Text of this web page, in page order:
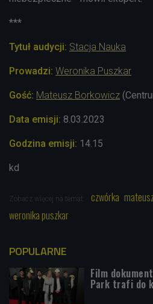
***
Tytuł audycji: Stacja Nauka
Prowadzi: Weronika Puszkar
Gość: Mateusz Borkowicz
Data emisji: 8.03.2023
Godzina emisji: 14.15
kd
Zobacz więcej na temat: czwórka
weronika puszkar
POPULARNE
Film
Park trafi do